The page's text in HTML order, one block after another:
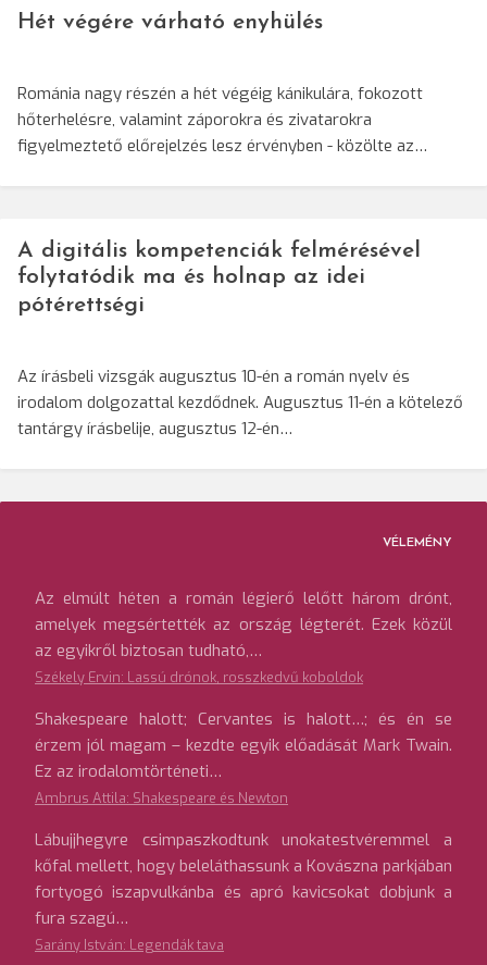
Hét végére várható enyhülés
Románia nagy részén a hét végéig kánikulára, fokozott
hőterhelésre, valamint záporokra és zivatarokra
figyelmeztető előrejelzés lesz érvényben - közölte az…
A digitális kompetenciák felmérésével
folytatódik ma és holnap az idei
pótérettségi
Az írásbeli vizsgák augusztus 10-én a román nyelv és
irodalom dolgozattal kezdődnek. Augusztus 11-én a kötelező
tantárgy írásbelije, augusztus 12-én…
VÉLEMÉNY
Az elmúlt héten a román légierő lelőtt három drónt,
amelyek megsértették az ország légterét. Ezek közül
az egyikről biztosan tudható,…
Székely Ervin: Lassú drónok, rosszkedvű koboldok
Shakespeare halott; Cervantes is halott…; és én se
érzem jól magam – kezdte egyik előadását Mark Twain.
Ez az irodalomtörténeti…
Ambrus Attila: Shakespeare és Newton
Lábujjhegyre csimpaszkodtunk unokatestvéremmel a
kőfal mellett, hogy beleláthassunk a Kovászna parkjában
fortyogó iszapvulkánba és apró kavicsokat dobjunk a
fura szagú…
Sarány István: Legendák tava